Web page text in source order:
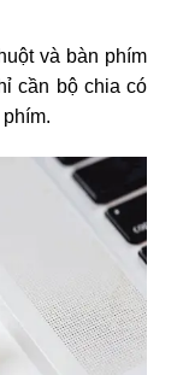
và bàn phím
cần bộ chia có